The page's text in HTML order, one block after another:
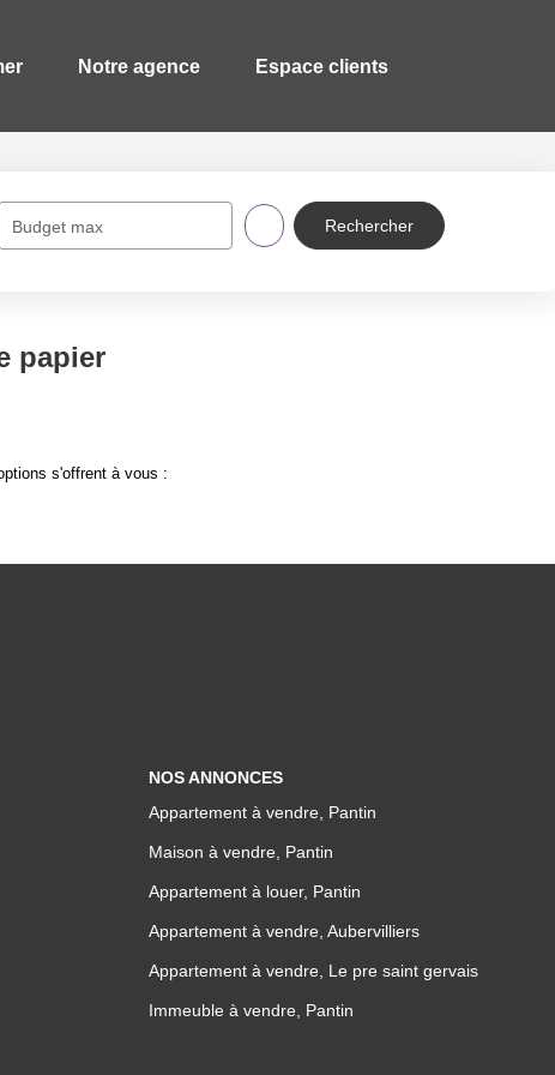
Notre agence Espace clients
Budget max
papier
s'offrent à vous :
NOS ANNONCES
Appartement à vendre, Pantin
Maison à vendre, Pantin
Appartement à louer, Pantin
Appartement à vendre, Aubervilliers
Appartement à vendre, Le pre saint gervais
Immeuble à vendre, Pantin